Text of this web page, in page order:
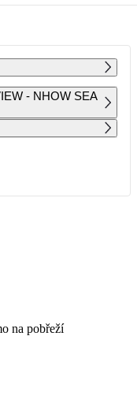
PÁ SO NE
1 2
- NHOW SEA
na pobřeží